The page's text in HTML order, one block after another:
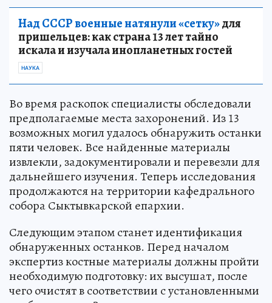
Над СССР военные натянули «сетку»для
пришельцев: как страна 13 лет тайно
искала и изучала инопланетных гостей
НАУКА
Во время раскопок специалисты обследовали
предполагаемые места захоронений. Из 13
возможных могил удалось обнаружить останки
пяти человек. Все найденные материалы
извлекли, задокументировали и перевезли для
дальнейшего изучения. Теперь исследования
продолжаются на территории кафедрального
собора Сыктывкарской епархии.
Следующим этапом станет идентификация
обнаруженных останков. Перед началом
экспертиз костные материалы должны пройти
необходимую подготовку: их высушат, после
чего очистят в соответствии с установленными